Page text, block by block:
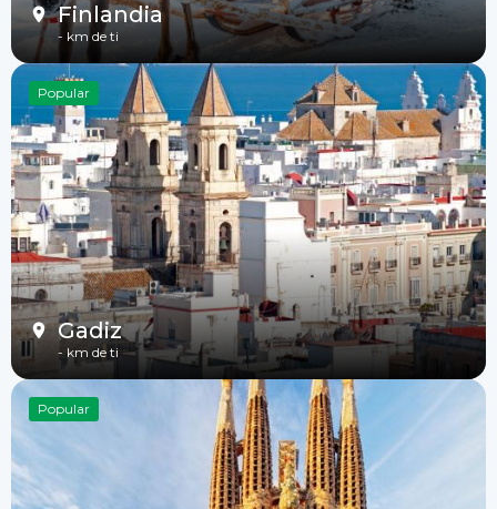
Finlandia
- km de ti
Popular
Gadiz
- km de ti
Popular